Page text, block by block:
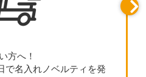
方へ！
で名入れノベルティを発